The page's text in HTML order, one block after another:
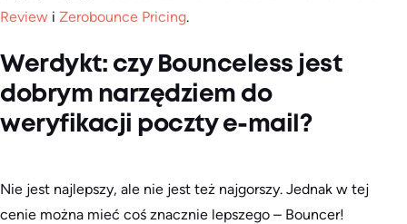
Review i Zerobounce Pricing.
Werdykt: czy Bounceless jest
dobrym narzędziem do
weryfikacji poczty e-mail?
Nie jest najlepszy, ale nie jest też najgorszy. Jednak w tej
cenie można mieć coś znacznie lepszego – Bouncer!